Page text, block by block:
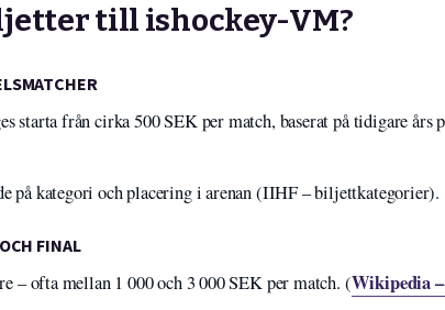
till ishockey-VM?
starta från cirka 500 SEK per match, baserat på tidigare års
på kategori och placering i arenan (IIHF – biljettkategorier).
FINAL
– ofta mellan 1 000 och 3 000 SEK per match. (Wikipedia